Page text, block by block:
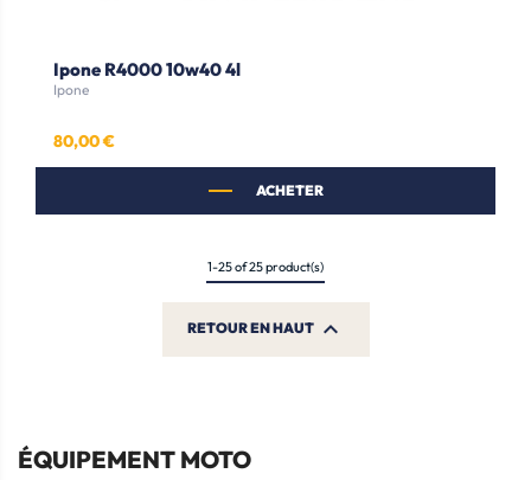
Ipone R4000 10w40 4l
Ipone
Prix
80,00 €
ACHETER
1-25 of 25 product(s)
RETOUR EN HAUT 
ÉQUIPEMENT MOTO